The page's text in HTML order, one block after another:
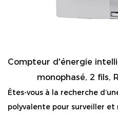
Compteur d'énergie
monophasé, 2 fils,
Êtes-vous à la recherche
polyvalente pour surveiller et